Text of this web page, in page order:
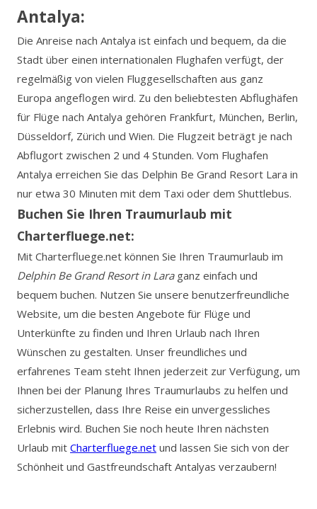
Antalya:
Die Anreise nach Antalya ist einfach und bequem, da die
Stadt über einen internationalen Flughafen verfügt, der
regelmäßig von vielen Fluggesellschaften aus ganz
Europa angeflogen wird. Zu den beliebtesten Abflughäfen
für Flüge nach Antalya gehören Frankfurt, München, Berlin,
Düsseldorf, Zürich und Wien. Die Flugzeit beträgt je nach
Abflugort zwischen 2 und 4 Stunden. Vom Flughafen
Antalya erreichen Sie das Delphin Be Grand Resort Lara in
nur etwa 30 Minuten mit dem Taxi oder dem Shuttlebus.
Buchen Sie Ihren Traumurlaub mit
Charterfluege.net:
Mit Charterfluege.net können Sie Ihren Traumurlaub im
Delphin Be Grand Resort in Laraganz einfach und
bequem buchen. Nutzen Sie unsere benutzerfreundliche
Website, um die besten Angebote für Flüge und
Unterkünfte zu finden und Ihren Urlaub nach Ihren
Wünschen zu gestalten. Unser freundliches und
erfahrenes Team steht Ihnen jederzeit zur Verfügung, um
Ihnen bei der Planung Ihres Traumurlaubs zu helfen und
sicherzustellen, dass Ihre Reise ein unvergessliches
Erlebnis wird. Buchen Sie noch heute Ihren nächsten
Urlaub mit Charterfluege.net und lassen Sie sich von der
Schönheit und Gastfreundschaft Antalyas verzaubern!